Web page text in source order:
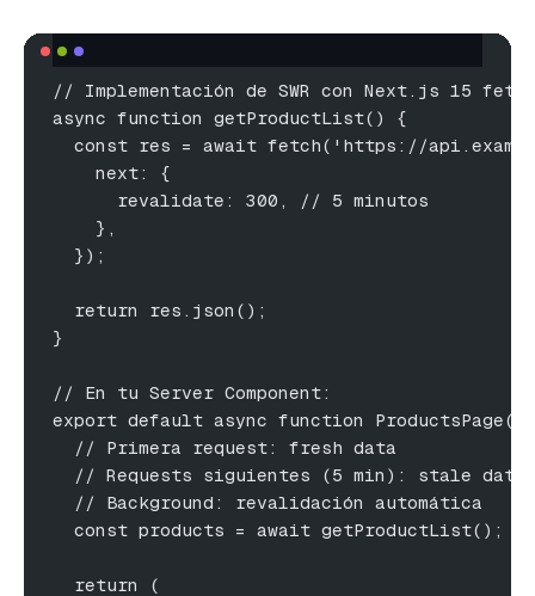
// Implementación de SWR con Next.js 15 fetch
async function getProductList() {
const res = await fetch('https://
    next: {
      revalidate: 300, // 5 minutos
    },
  });
  return res.json();
}
// En tu Server Component:
export default async function
  // Primera request: fresh data
// Requests siguientes (5 min): stale data
  // Background: revalidación automática
  const products = await getProductList();
  return (